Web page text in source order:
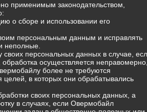
применимым законодательством,
о сборе и использовании его
персональным данным и исправлять
неполные.
своих персональных данных в случае,
обработка осуществляется неправомерно,
более не требуются
в которых они обрабатывались
своих персональных данных, а
в случаях, если Овермобайл